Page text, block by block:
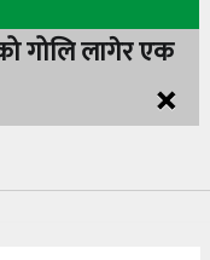
गोलि लागेर एक
×